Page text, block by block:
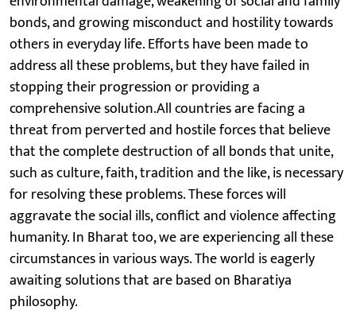
bonds, and growing misconduct and hostility towards
others in everyday life. Efforts have been made to
address all these problems, but they have failed in
stopping their progression or providing a
comprehensive solution.All countries are facing a
threat from perverted and hostile forces that believe
that the complete destruction of all bonds that unite,
such as culture, faith, tradition and the like, is necessary
for resolving these problems. These forces will
aggravate the social ills, conflict and violence affecting
humanity. In Bharat too, we are experiencing all these
circumstances in various ways. The world is eagerly
awaiting solutions that are based on Bharatiya
philosophy.